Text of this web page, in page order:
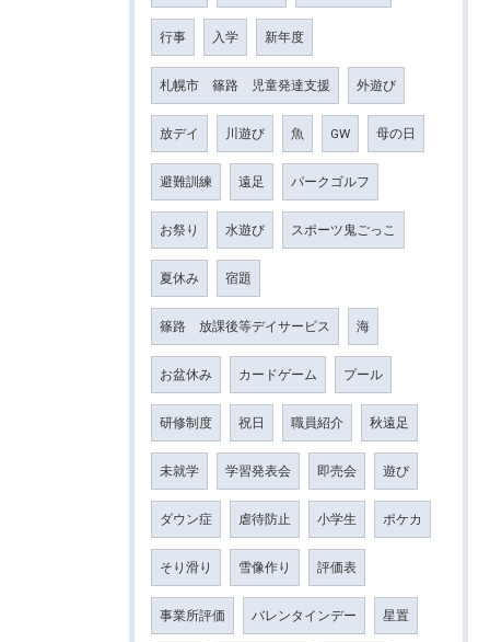
行事 入学 新年度
札幌市 篠路 児童発達支援 外遊び
放デイ 川遊び 魚 GW 母の日
避難訓練 遠足 パークゴルフ
お祭り 水遊び スポーツ鬼ごっこ
夏休み 宿題
篠路 放課後等デイサービス 海
お盆休み カードゲーム プール
研修制度 祝日 職員紹介 秋遠足
未就学 学習発表会 即売会 遊び
ダウン症 虐待防止 小学生 ポケカ
そり滑り 雪像作り 評価表
事業所評価 バレンタインデー 星置